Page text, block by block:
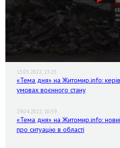
13.05.2022, 13:25
«Тема дня» на Житомир.info:
умовах воєнного стану
29.04.2022, 10:59
«Тема дня» на Житомир.info:
про ситуацію в області